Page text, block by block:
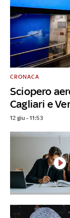
Sciopero
Cagliari e
CRONACA
12 giu - 11:53